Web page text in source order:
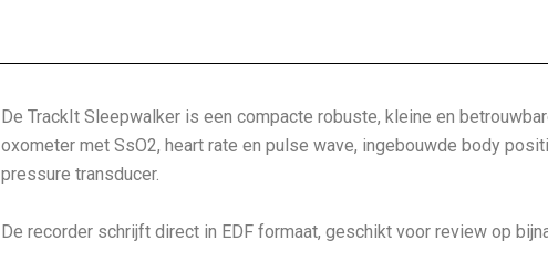
De TrackIt Sleepwalker is een compacte robuste, kleine en
oxometer met SsO2, heart rate en pulse wave, ingebouwde body
pressure transducer.
De recorder schrijft direct in EDF formaat, geschikt voor review op